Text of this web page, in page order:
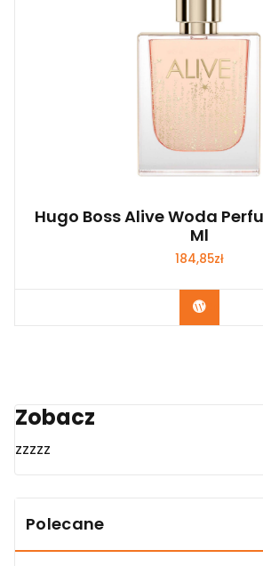
Hugo Boss Alive Woda
Ml
184,85zł
Zobacz
Zobacz
zzzzz
Polecane